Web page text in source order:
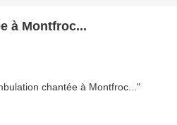
à Montfroc...